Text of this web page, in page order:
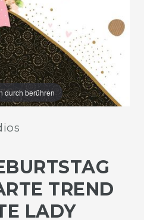
durch berühren
TREND
LADY 1